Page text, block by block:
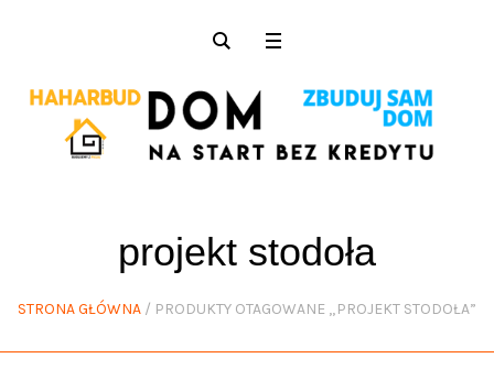
projekt stodoła
STRONA GŁÓWNA / PRODUKTY OTAGOWANE „PROJEKT STODOŁA”